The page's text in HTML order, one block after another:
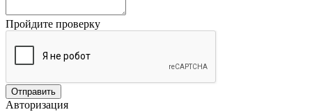
Пройдите проверку
Авторизация